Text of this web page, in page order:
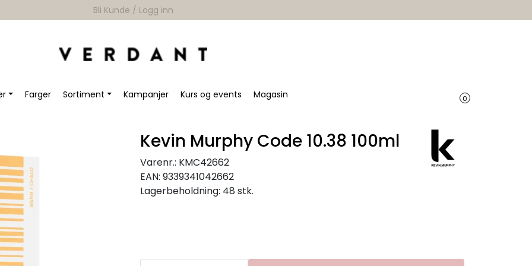
Book Educator
Farger Sortiment Kampanjer Kurs og events Magasin 0
Kevin Murphy Code 10.38 100ml
Varenr.: KMC42662
EAN: 9339341042662
Lagerbeholdning: 48 stk.